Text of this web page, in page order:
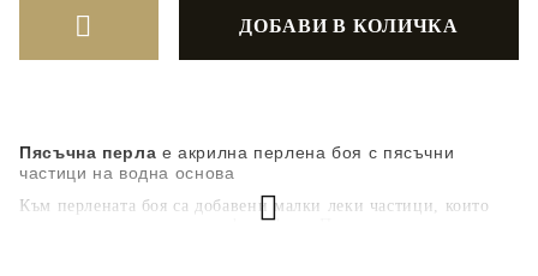
Пясъчна перла е акрилна перлена боя с пясъчни
частици на водна основа
Към перлената боя са добавени малки леки частици, които
предават неповторим релефен ефект. Подходяща за